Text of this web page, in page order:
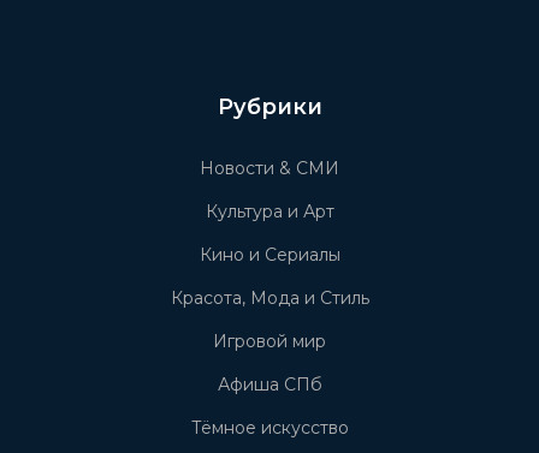
Рубрики
Новости & СМИ
Культура и Арт
Кино и Сериалы
Красота, Мода и Стиль
Игровой мир
Афиша СПб
Тёмное искусство